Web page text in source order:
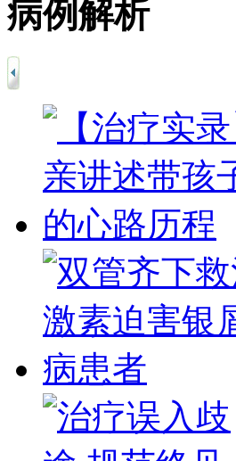
病例解析